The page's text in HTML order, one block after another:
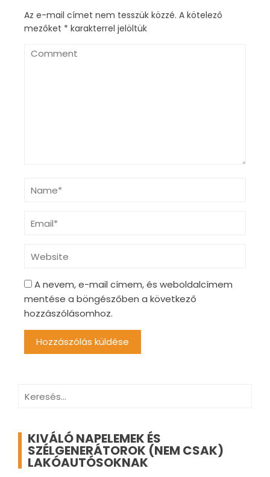
Az e-mail címet nem tesszük közzé. A kötelező
mezőket * karakterrel jelöltük
A nevem, e-mail címem, és weboldalcímem
mentése a böngészőben a következő
hozzászólásomhoz.
Keresés:
KIVÁLÓ NAPELEMEK ÉS
SZÉLGENERÁTOROK (NEM CSAK)
LAKÓAUTÓSOKNAK